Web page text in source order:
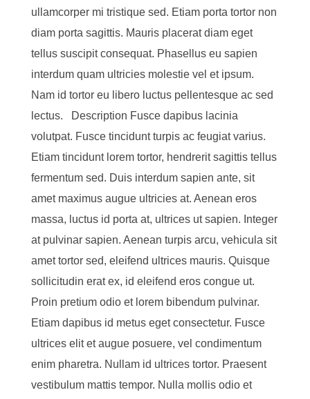
ullamcorper mi tristique sed. Etiam porta tortor non
diam porta sagittis. Mauris placerat diam eget
tellus suscipit consequat. Phasellus eu sapien
interdum quam ultricies molestie vel et ipsum.
Nam id tortor eu libero luctus pellentesque ac sed
lectus. Description Fusce dapibus lacinia
volutpat. Fusce tincidunt turpis ac feugiat varius.
Etiam tincidunt lorem tortor, hendrerit sagittis tellus
fermentum sed. Duis interdum sapien ante, sit
amet maximus augue ultricies at. Aenean eros
massa, luctus id porta at, ultrices ut sapien. Integer
at pulvinar sapien. Aenean turpis arcu, vehicula sit
amet tortor sed, eleifend ultrices mauris. Quisque
sollicitudin erat ex, id eleifend eros congue ut.
Proin pretium odio et lorem bibendum pulvinar.
Etiam dapibus id metus eget consectetur. Fusce
ultrices elit et augue posuere, vel condimentum
enim pharetra. Nullam id ultrices tortor. Praesent
vestibulum mattis tempor. Nulla mollis odio et